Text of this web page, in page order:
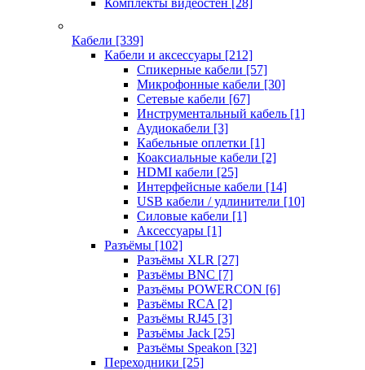
Комплекты видеостен [28]
Кабели [339]
Кабели и аксессуары [212]
Спикерные кабели [57]
Микрофонные кабели [30]
Сетевые кабели [67]
Инструментальный кабель [1]
Аудиокабели [3]
Кабельные оплетки [1]
Коаксиальные кабели [2]
HDMI кабели [25]
Интерфейсные кабели [14]
USB кабели / удлинители [10]
Силовые кабели [1]
Аксессуары [1]
Разъёмы [102]
Разъёмы XLR [27]
Разъёмы BNC [7]
Разъёмы POWERCON [6]
Разъёмы RCA [2]
Разъёмы RJ45 [3]
Разъёмы Jack [25]
Разъёмы Speakon [32]
Переходники [25]